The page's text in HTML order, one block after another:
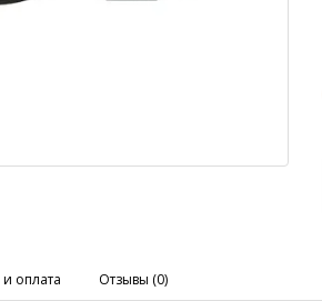
и оплата Отзывы (0)